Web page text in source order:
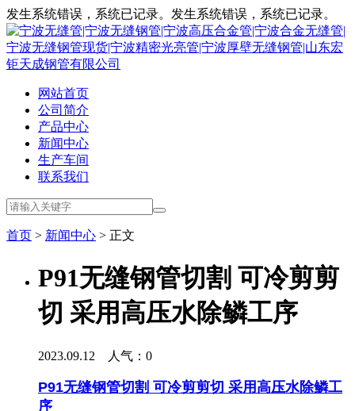
发生系统错误，系统已记录。发生系统错误，系统已记录。
网站首页
公司简介
产品中心
新闻中心
生产车间
联系我们
首页 > 新闻中心 > 正文
P91无缝钢管切割 可冷剪剪
切 采用高压水除鳞工序
2023.09.12 人气： 0
P91无缝钢管切割 可冷剪剪切 采用高压水除鳞工
序